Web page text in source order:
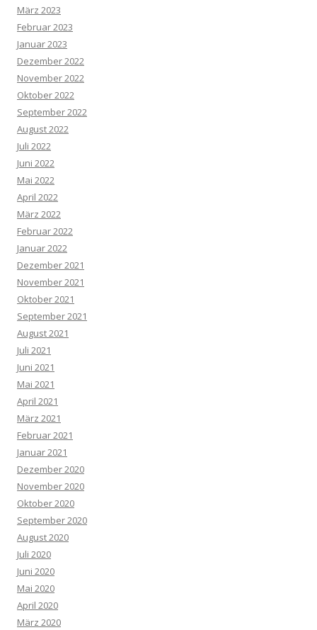
März 2023
Februar 2023
Januar 2023
Dezember 2022
November 2022
Oktober 2022
September 2022
August 2022
Juli 2022
Juni 2022
Mai 2022
April 2022
März 2022
Februar 2022
Januar 2022
Dezember 2021
November 2021
Oktober 2021
September 2021
August 2021
Juli 2021
Juni 2021
Mai 2021
April 2021
März 2021
Februar 2021
Januar 2021
Dezember 2020
November 2020
Oktober 2020
September 2020
August 2020
Juli 2020
Juni 2020
Mai 2020
April 2020
März 2020